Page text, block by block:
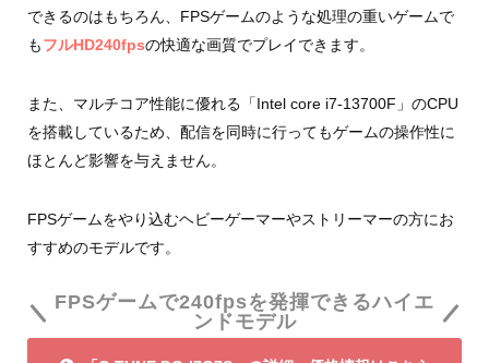
できるのはもちろん、FPSゲームのような処理の重いゲームで
もフルHD240fpsの快適な画質でプレイできます。
また、マルチコア性能に優れる「Intel core i7-13700F」のCPU
を搭載しているため、配信を同時に行ってもゲームの操作性に
ほとんど影響を与えません。
FPSゲームをやり込むヘビーゲーマーやストリーマーの方にお
すすめのモデルです。
FPSゲームで240fpsを発揮できるハイエ
ンドモデル